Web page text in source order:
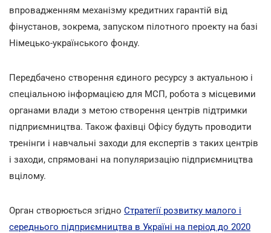
впровадженням механізму кредитних гарантій від
фінустанов, зокрема, запуском пілотного проекту на базі
Німецько-українського фонду.
Передбачено створення єдиного ресурсу з актуальною і
спеціальною інформацією для МСП, робота з місцевими
органами влади з метою створення центрів підтримки
підприємництва. Також фахівці Офісу будуть проводити
тренінги і навчальні заходи для експертів з таких центрів
і заходи, спрямовані на популяризацію підприємництва
вцілому.
Орган створюється згідно Стратегії розвитку малого і
середнього підприємництва в Україні на період до 2020